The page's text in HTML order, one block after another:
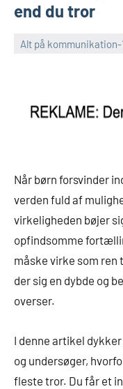
end du tror
Alt på kommunikation-
Når børn forsvinder
verden fuld af
virkeligheden bøjer
opfindsomme
måske virke som
der sig en dybde og
overser.
I denne artikel
og undersøger,
fleste tror. Du får et